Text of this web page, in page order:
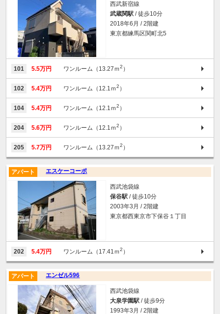
西武新宿線
武蔵関駅 / 徒歩10分
2018年6月 / 2階建
東京都練馬区関町北5
101 5.5万円 ワンルーム（13.27ｍ2 ）
102 5.4万円 ワンルーム（12.1ｍ2 ）
104 5.4万円 ワンルーム（12.1ｍ2 ）
204 5.6万円 ワンルーム（12.1ｍ2 ）
205 5.7万円 ワンルーム（13.27ｍ2 ）
エスケーコーポ
アパート
西武池袋線
保谷駅 / 徒歩10分
2003年3月 / 2階建
東京都西東京市下保谷１丁目
202 5.4万円 ワンルーム（17.41ｍ2 ）
エンゼル596
アパート
西武池袋線
大泉学園駅 / 徒歩9分
1993年3月 / 2階建